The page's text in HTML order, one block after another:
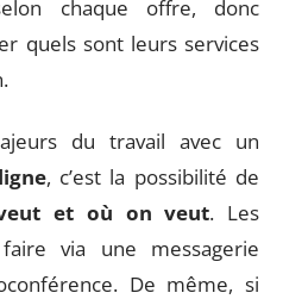
chaque offre, donc
quels sont leurs services
du travail avec un
, c’est la possibilité de
et où on veut. Les
via une messagerie
De même, si